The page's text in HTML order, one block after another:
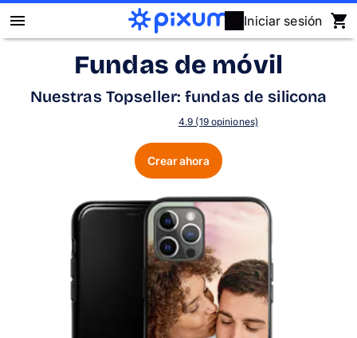
Iniciar sesión
Álbum Digital Pixum
Fotos
Calendarios
Fundas de móvil
Nuestras Topseller: fundas de silicona
4.9 (19 opiniones)
Crear ahora